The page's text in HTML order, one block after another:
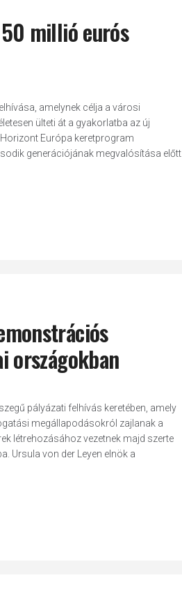
millió eurós
amelynek célja a városi
ülteti át a gyakorlatba az új
Európa keretprogram
generációjának megvalósítása előtt.
országokban
pályázati felhívás keretében, amely
megállapodásokról zajlanak a
létrehozásához vezetnek majd szerte
Ursula von der Leyen elnök a